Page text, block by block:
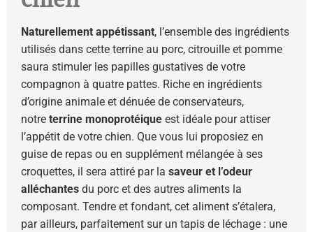
Naturellement appétissant, l’ensemble des ingrédients
utilisés dans cette terrine au porc, citrouille et pomme
saura stimuler les papilles gustatives de votre
compagnon à quatre pattes. Riche en ingrédients
d’origine animale et dénuée de conservateurs,
notre terrine monoprotéique est idéale pour attiser
l’appétit de votre chien. Que vous lui proposiez en
guise de repas ou en supplément mélangée à ses
croquettes, il sera attiré par la saveur et l’odeur
alléchantes du porc et des autres aliments la
composant. Tendre et fondant, cet aliment s’étalera,
par ailleurs, parfaitement sur un tapis de léchage : une